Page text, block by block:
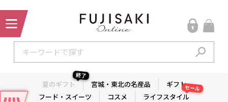
夏のギフト
終了
宮城・東北の名産品
ギフト
フード・スイーツ
コスメ ライフスタイル
セール